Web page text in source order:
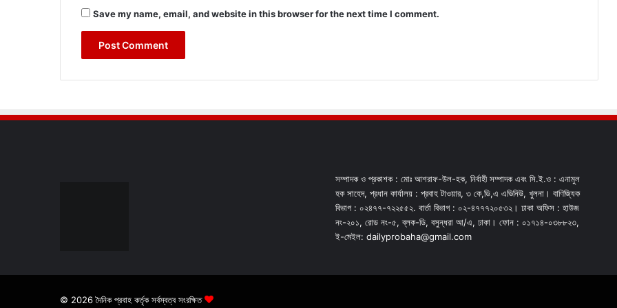
Save my name, email, and website in this browser for the next time I comment.
সম্পাদক ও প্রকাশক : মোঃ আশরাফ-উল-হক, নির্বাহী সম্পাদক এবং সি.ই.ও : এনামুল
হক সাহেদ, প্রধান কার্যালয় : প্রবাহ টাওয়ার, ৩ কে,ডি,এ এভিনিউ, খুলনা। বাণিজ্যিক
বিভাগ : ০২৪৭৭-৭২২৫৫২. বার্তা বিভাগ : ০২-৪৭৭৭২০৫৩২। ঢাকা অফিস : হাউজ
নং-২০১, রোড নং-৫, ব্লক-ডি, বসুন্ধরা আ/এ, ঢাকা। ফোন : ০১৭১৪-০৩৮৮২৩,
ই-মেইল: dailyprobaha@gmail.com
© 2026 দৈনিক প্রবাহ কর্তৃক সর্বস্বত্ব সংরক্ষিত